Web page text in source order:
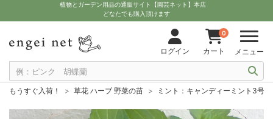
植物とガーデン用品の通販サイト【園芸ネット】本店
どなたでも購入頂けます
ログイン
0
カート メニュー
もうすぐ入荷！ 草花 ハーブ 野菜の苗 ミント：キャンディーミント3号